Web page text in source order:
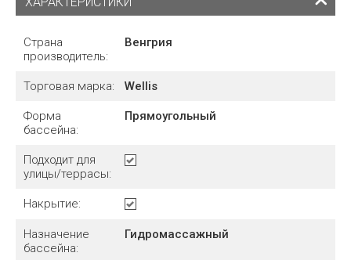
Страна
производитель:
Венгрия
Торговая марка: Wellis
Форма
бассейна:
Прямоугольный
Подходит для
улицы/террасы:
Накрытие:
Назначение
бассейна:
Гидромассажный